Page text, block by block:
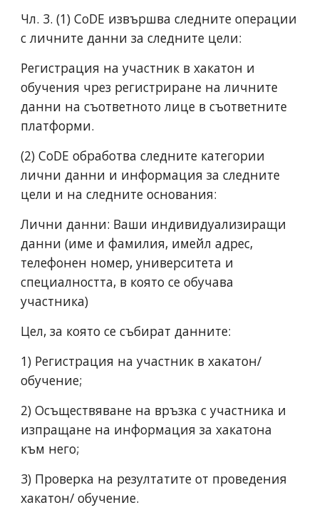
Чл. 3. (1) CoDE извършва следните операции
с личните данни за следните цели:
Регистрация на участник в хакатон и
обучения чрез регистриране на личните
данни на съответното лице в съответните
платформи.
(2) CoDE обработва следните категории
лични данни и информация за следните
цели и на следните основания:
Лични данни: Ваши индивидуализиращи
данни (име и фамилия, имейл адрес,
телефонен номер, университета и
специалността, в която се обучава
участника)
Цел, за която се събират данните:
1) Регистрация на участник в хакатон/
обучение;
2) Осъществяване на връзка с участника и
изпращане на информация за хакатона
към него;
3) Проверка на резултатите от проведения
хакатон/ обучение.